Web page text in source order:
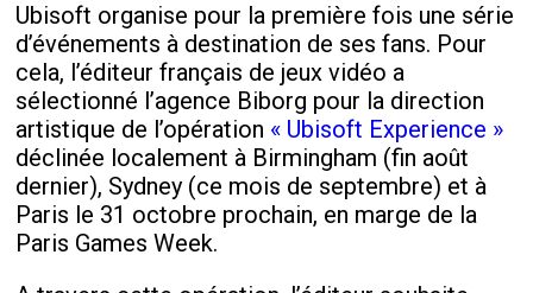
Ubisoft organise pour la première fois une série
d’événements à destination de ses fans. Pour
cela, l’éditeur français de jeux vidéo a
sélectionné l’agence Biborg pour la direction
artistique de l’opération « Ubisoft Experience »
déclinée localement à Birmingham (fin août
dernier), Sydney (ce mois de septembre) et à
Paris le 31 octobre prochain, en marge de la
Paris Games Week.